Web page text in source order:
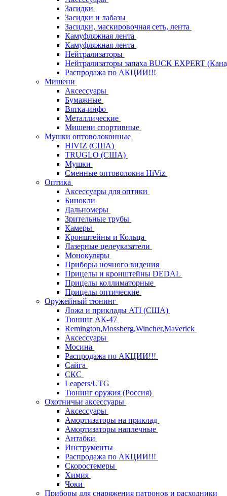
Засидки
Засидки и лабазы
Засидки, маскировочная сеть, лента
Камуфляжная лента
Камуфляжная лента
Нейтрализаторы
Нейтрализаторы запаха BUCK EXPERT
Распродажа по АКЦИИ!!!
Мишени
Аксессуары
Бумажные
Вятка-инфо
Металлические
Мишени спортивные
Мушки оптоволоконные
HIVIZ (США)
TRUGLO (США)
Мушки
Сменные оптоволокна HiViz
Оптика
Аксессуары для оптики
Бинокли
Дальномеры
Зрительные трубы
Камеры
Кронштейны и Кольца
Лазерные целеуказатели
Монокуляры
Приборы ночного видения
Прицелы и кронштейны DEDAL
Прицелы коллиматорные
Прицелы оптические
Оружейный тюнинг
Ложа и приклады ATI (США)
Тюнинг АК-47
Remington,Mossberg,Wincher,Maverick
Аксессуары
Мосина
Распродажа по АКЦИИ!!!
Сайга
СКС
Leapers/UTG
Тюнинг оружия (Россия)
Охотничьи аксессуары
Аксессуары
Амортизаторы на приклад
Амортизаторы наплечные
Антабки
Инструменты
Распродажа по АКЦИИ!!!
Скоростемеры
Химия
Чоки
Приборы для снаряжения патронов и расходники